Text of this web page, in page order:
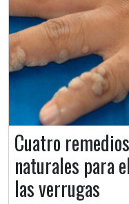
Cuatro remedios
naturales para
las verrugas